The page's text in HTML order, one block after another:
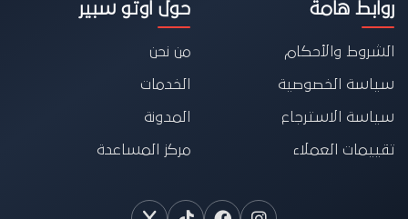
روابط هامة
الشروط والأحكام
سياسة الخصوصية
سياسة الاسترجاع
تقييمات العملاء
حول اوتو سبير
من نحن
الخدمات
المدونة
مركز المساعدة